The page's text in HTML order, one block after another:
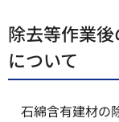
除去等作業
について
石綿含有建材の